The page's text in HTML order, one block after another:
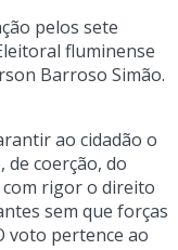
pelos sete
fluminense
Barroso Simão.
ao cidadão o
coerção, do
rigor o direito
sem que forças
voto pertence ao